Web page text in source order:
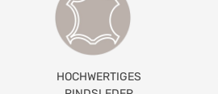
SUPER FLEXIBEL